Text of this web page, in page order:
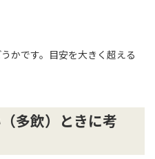
かです。目安を大きく超える
多飲）ときに考